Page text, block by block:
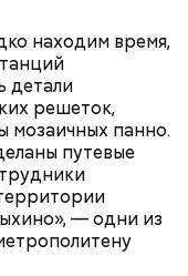
находим время,
детали
решеток,
мозаичных панно.
путевые
— одни из
и лабораторий
—
Корешков.